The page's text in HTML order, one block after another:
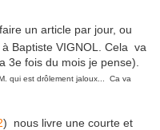
un article par jour, ou
Baptiste VIGNOL. Cela va
3e fois du mois je pense).
qui est drôlement jaloux... Ca va
) nous livre une courte et